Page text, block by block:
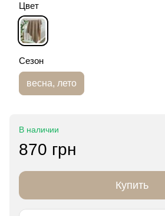
Цвет
Сезон
весна, лето
В наличии
870 грн
Купить